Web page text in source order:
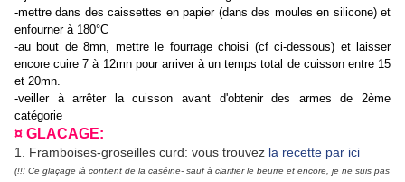
-mettre dans des caissettes en papier (dans des moules en silicone) et
enfourner à 180°C
-au bout de 8mn, mettre le fourrage choisi (cf ci-dessous) et laisser
encore cuire 7 à 12mn pour arriver à un temps total de cuisson entre 15
et 20mn.
-veiller à arrêter la cuisson avant d'obtenir des armes de 2ème
catégorie
¤ GLACAGE:
1. Framboises-groseilles curd: vous trouvez la recette par ici
(!!! Ce glaçage là contient de la caséine- sauf à clarifier le beurre et encore, je ne suis pas